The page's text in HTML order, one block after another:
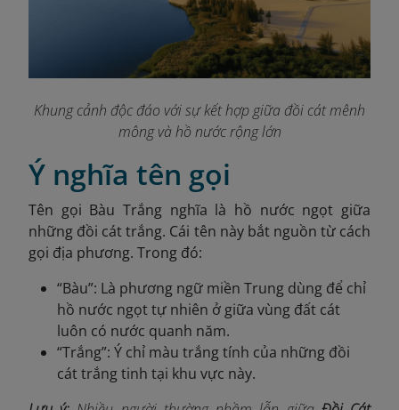
Khung cảnh độc đáo với sự kết hợp giữa đồi cát mênh
mông và hồ nước rộng lớn
Ý nghĩa tên gọi
Tên gọi Bàu Trắng nghĩa là hồ nước ngọt giữa
những đồi cát trắng. Cái tên này bắt nguồn từ cách
gọi địa phương. Trong đó:
“Bàu”: Là phương ngữ miền Trung dùng để chỉ
hồ nước ngọt tự nhiên ở giữa vùng đất cát
luôn có nước quanh năm.
“Trắng”: Ý chỉ màu trắng tính của những đồi
cát trắng tinh tại khu vực này.